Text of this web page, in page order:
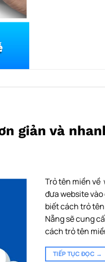
giản và
Trỏ tên miền về
đưa website
biết cách trỏ
Nẵng sẽ cung
cách trỏ tên
TIẾP TỤC ĐỌC →